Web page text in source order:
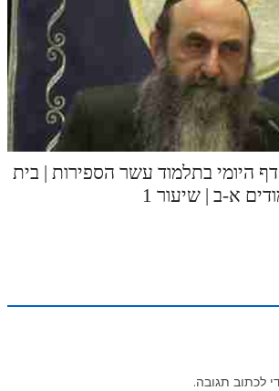
היומי בתלמוד עשר הספירות | בית
א-ב | שיעור 1
לכתוב תגובה.